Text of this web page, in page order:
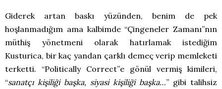
Giderek artan baskı yüzünden, benim de pek
hoşlanmadığım ama kalbimde “Çingeneler Zamanı”nın
müthiş yönetmeni olarak hatırlamak istediğim
Kusturica, bir kaç yandan çarklı demeç verip memleketi
terketti. “Politically Correct”e gönül vermiş kimileri,
“sanatçı kişiliği başka, siyasi kişiliği başka…” gibi talihsiz